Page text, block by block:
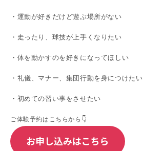
・運動が好きだけど遊ぶ場所がない
・走ったり、球技が上手くなりたい
・体を動かすのを好きになってほしい
・礼儀、マナー、集団行動を身につけたい
・初めての習い事をさせたい
ご体験予約はこちらから👇